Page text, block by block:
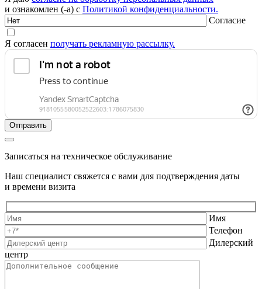
и ознакомлен (-а) с Политикой конфиденциальности.
Согласие
Я согласен получать рекламную рассылку.
Записаться на техническое обслуживание
Наш специалист свяжется с вами для подтверждения даты
и времени визита
Имя
Телефон
Дилерский
центр